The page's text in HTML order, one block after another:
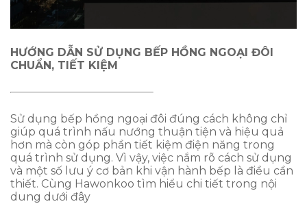
HƯỚNG DẪN SỬ DỤNG BẾP HỒNG NGOẠI ĐÔI
CHUẨN, TIẾT KIỆM
Sử dụng bếp hồng ngoại đôi đúng cách không chỉ
giúp quá trình nấu nướng thuận tiện và hiệu quả
hơn mà còn góp phần tiết kiệm điện năng trong
quá trình sử dụng. Vì vậy, việc nắm rõ cách sử dụng
và một số lưu ý cơ bản khi vận hành bếp là điều cần
thiết. Cùng Hawonkoo tìm hiểu chi tiết trong nội
dung dưới đây